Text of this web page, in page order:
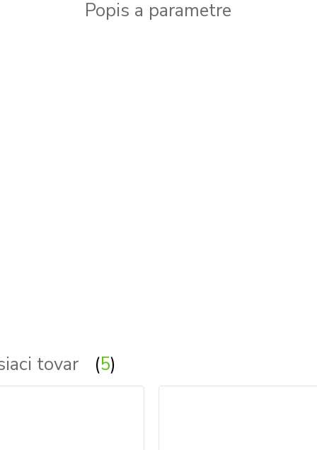
Popis a parametre
tovar 5